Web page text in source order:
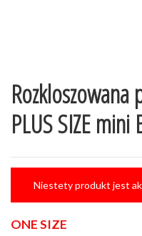
PLUS SIZE
Niestety produkt jest
ONE SIZE